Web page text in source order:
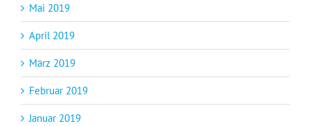
Mai 2019
April 2019
März 2019
Februar 2019
Januar 2019